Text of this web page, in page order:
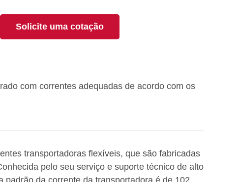
Solicite uma cotação
com correntes adequadas de acordo com os
transportadoras flexíveis, que são fabricadas
pelo seu serviço e suporte técnico de alto
da corrente da transportadora é de 102